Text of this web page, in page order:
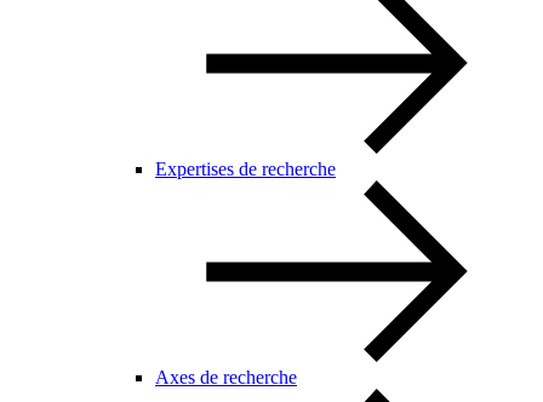
Expertises de recherche
Axes de recherche